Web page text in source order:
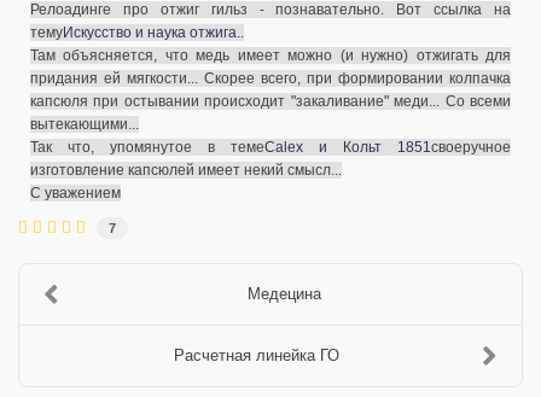
Релоадинге про отжиг гильз - познавательно. Вот ссылка на
темуИскусство и наука отжига..
Там объясняется, что медь имеет можно (и нужно) отжигать для
придания ей мягкости... Скорее всего, при формировании колпачка
капсюля при остывании происходит "закаливание" меди... Со всеми
вытекающими...
Так что, упомянутое в темеCalex и Кольт 1851своеручное
изготовление капсюлей имеет некий смысл...
С уважением
7
Медецина
Расчетная линейка ГО